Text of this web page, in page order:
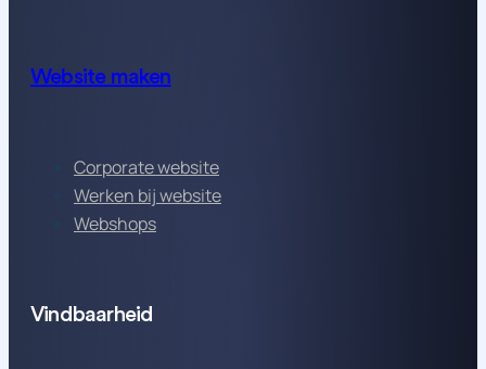
Website maken
Corporate website
Werken bij website
Webshops
Vindbaarheid